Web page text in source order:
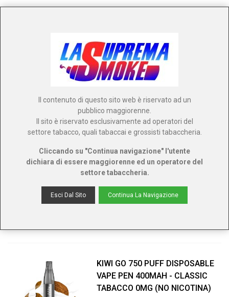
VAPE PEN 400MAH - GRAPE ICE
0MG (NO NICOTINA)
Riferimento: PL0012559
KIWI GO 750 PUFF DISPOSABLE
VAPE PEN 400MAH - COCONUT
MILK 0MG (NO NICOTINA)
Riferimento: PL0012560
KIWI GO 750 PUFF DISPOSABLE
VAPE PEN 400MAH - CLASSIC
TABACCO 0MG (NO NICOTINA)
Il contenuto di questo sito web è riservato ad un
pubblico maggiorenne.
Il sito è riservato esclusivamente ad operatori del
settore tabacco, quali tabaccai e grossisti tabaccheria.
Cliccando su "Continua navigazione" l'utente
dichiara di essere maggiorenne ed un operatore del
settore tabaccheria.
Esci Dal Sito Continua La Navigazione